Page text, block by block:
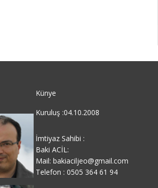
Künye
Kuruluş :04.10.2008
İmtiyaz Sahibi :
Baki ACİL:
Mail: bakiaciljeo@gmail.com
Telefon : 0505 364 61 94